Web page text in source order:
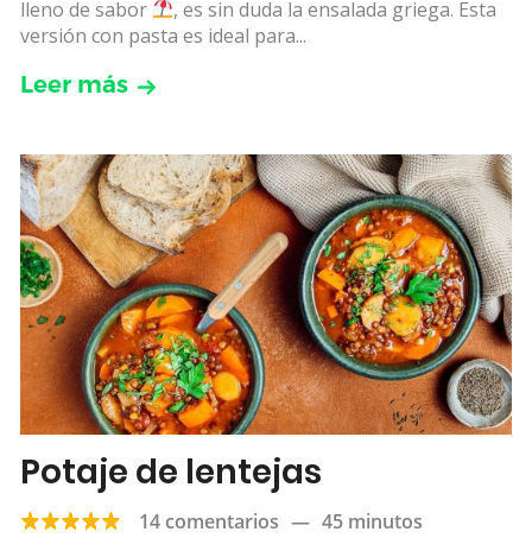
lleno de sabor
, es sin duda la ensalada griega. Esta
versión con pasta es ideal para...
Leer más
Potaje de lentejas
14 comentarios — 45 minutos